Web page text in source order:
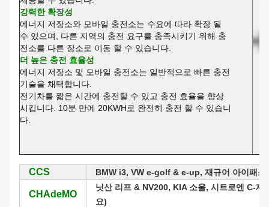
강력한 확장성
에너지 저장소와 모바일 충전소는 수요에 따라 확장 될
수 있으며, 다른 지역의 충전 요구를 충족시키기 위해 충
전소를 다른 장소로 이동 할 수 있습니다.
더 높은 충전 효율성
에너지 저장소 및 모바일 충전소는 일반적으로 빠른 충전
기술을 채택합니다.
전기차를 짧은 시간에 충전할 수 있고 충전 효율을 향상
시킵니다. 10분 만에 20KWH로 완전히 충전 할 수 있습니
다.
CCS BMW i3, VW e-golf & e-up, 재규어 아이패스
CHAdeMO
닛산 리프 & NV200, KIA 소울, 시트로엔 C-
요)